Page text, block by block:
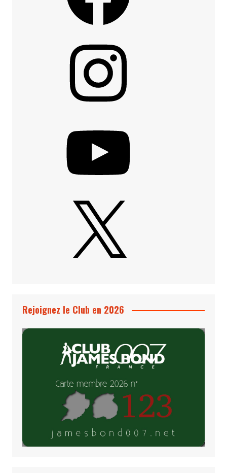
Rejoignez le Club en 2026